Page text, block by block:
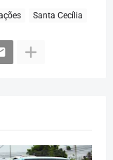
Santa Cecília